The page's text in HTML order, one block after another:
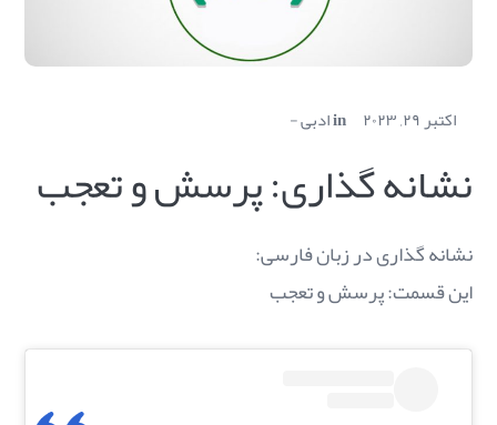
اکتبر ۲۹, ۲۰۲۳ inادبی
نشانه گذاری: پرسش و تعجب
نشانه گذاری در زبان فارسی:
این قسمت: پرسش و تعجب